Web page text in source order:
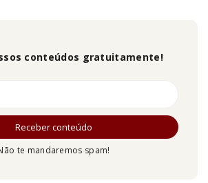
conteúdos gratuitamente!
te mandaremos spam!